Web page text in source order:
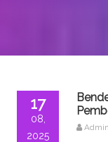
17
08,
2025
Admin